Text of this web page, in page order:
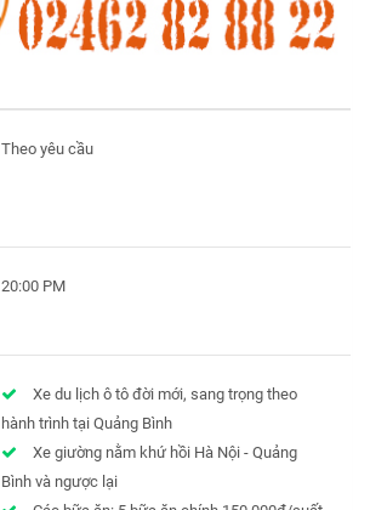
Theo yêu cầu
20:00 PM
Xe du lịch ô tô đời mới, sang trọng theo
hành trình tại Quảng Bình
Xe giường nằm khứ hồi Hà Nội - Quảng
Bình và ngược lại